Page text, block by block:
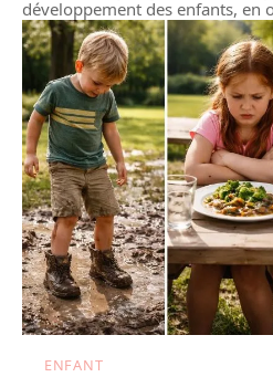
développement des enfants, en
ENFANT